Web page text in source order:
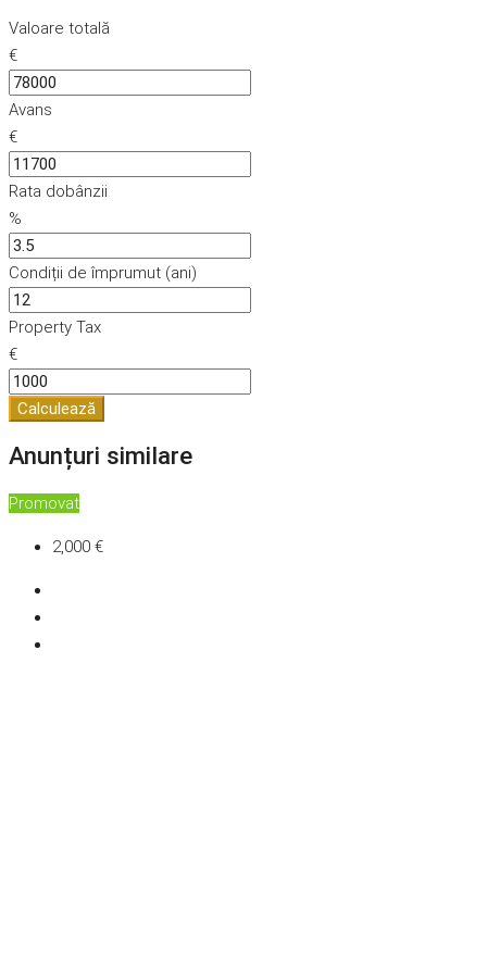
Valoare totală
€
Avans
€
Rata dobânzii
%
Condiții de împrumut (ani)
Property Tax
€
Calculează
Anunțuri similare
Promovat
2,000 €